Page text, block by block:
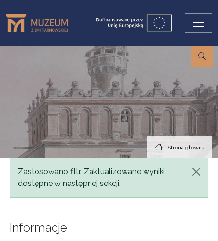
Strona główna
Komunikat
Zastosowano filtr. Zaktualizowane wyniki
dostępne w następnej sekcji.
Informacje